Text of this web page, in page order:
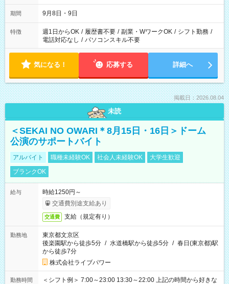
時間は変更となる可能性があります
期間 9月8日・9日
特徴 週1日からOK / 履歴書不要 / 副業・WワークOK / シフト勤務 /
電話対応なし / パソコンスキル不要
気になる！ 応募する 詳細へ
掲載日：2026.08.04
未読
＜SEKAI NO OWARI＊8月15日・16日＞ドーム
公演のサポートバイト
アルバイト 職種未経験OK 社会人未経験OK
大学生歓迎
ブランクOK
給与
時給1250円～
交通費別途支給あり
交通費 支給（規定有り）
勤務地
東京都文京区
後楽園駅から徒歩5分 / 水道橋駅から徒歩5分 / 春日(東京都)駅
から徒歩7分
株式会社ライブパワー
勤務時間
＜シフト例＞ 7:00～23:00 13:30～22:00 上記の時間から好きな